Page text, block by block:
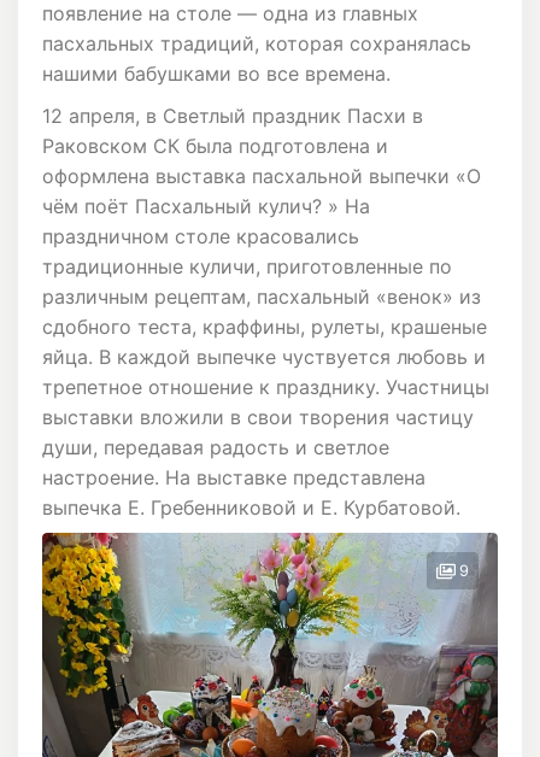
появление на столе — одна из главных
пасхальных традиций, которая сохранялась
нашими бабушками во все времена.
12 апреля, в Светлый праздник Пасхи в
Раковском СК была подготовлена и
оформлена выставка пасхальной выпечки «О
чëм поëт Пасхальный кулич? » На
праздничном столе красовались
традиционные куличи, приготовленные по
различным рецептам, пасхальный «венок» из
сдобного теста, краффины, рулеты, крашеные
яйца. В каждой выпечке чуствуется любовь и
трепетное отношение к празднику. Участницы
выставки вложили в свои творения частицу
души, передавая радость и светлое
настроение. На выставке представлена
выпечка Е. Гребенниковой и Е. Курбатовой.
9